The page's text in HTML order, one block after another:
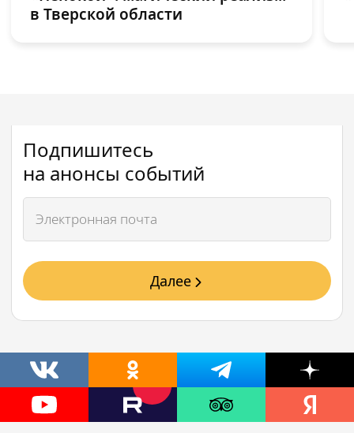
в Тверской области
Подпишитесь
на анонсы событий
Далее